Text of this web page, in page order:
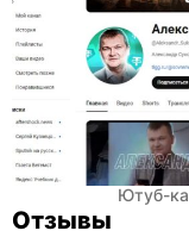
Ютуб-
Отзывы